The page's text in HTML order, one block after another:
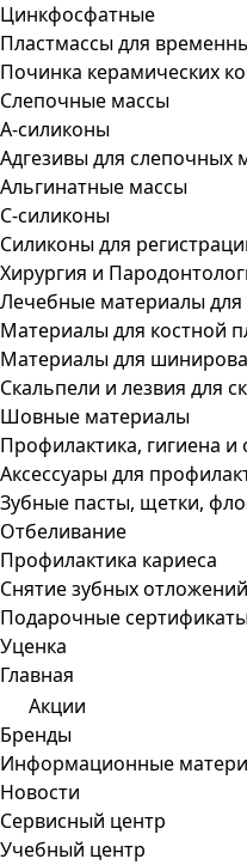
Цинкфосфатные
Пластмассы для
Починка керамических
Слепочные массы
А-силиконы
Адгезивы для слепочных
Альгинатные массы
С-силиконы
Силиконы для
Хирургия и
Лечебные материалы для
Материалы для костной
Материалы для
Скальпели и лезвия для
Шовные материалы
Профилактика, гигиена и
Аксессуары для
Зубные пасты, щетки,
Отбеливание
Профилактика кариеса
Снятие зубных отложений
Подарочные
Уценка
Главная
Акции
Бренды
Информационные
Новости
Сервисный центр
Учебный центр